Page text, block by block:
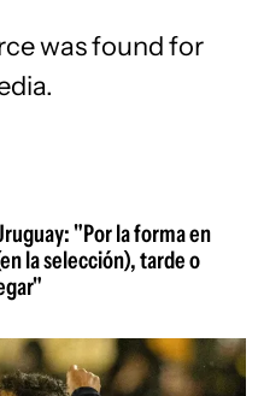
was found for
"Por la forma en
la selección), tarde o